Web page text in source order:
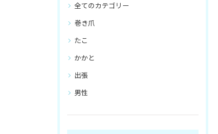
全てのカテゴリー
巻き爪
たこ
かかと
出張
男性